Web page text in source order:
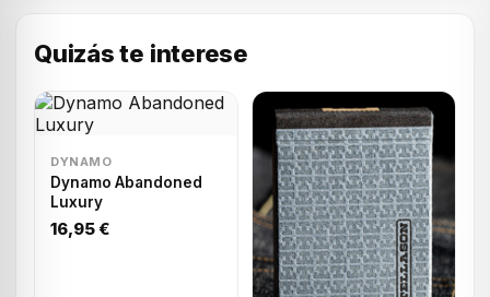
Quizás te interese
DYNAMO
Dynamo Abandoned
Luxury
16,95 €